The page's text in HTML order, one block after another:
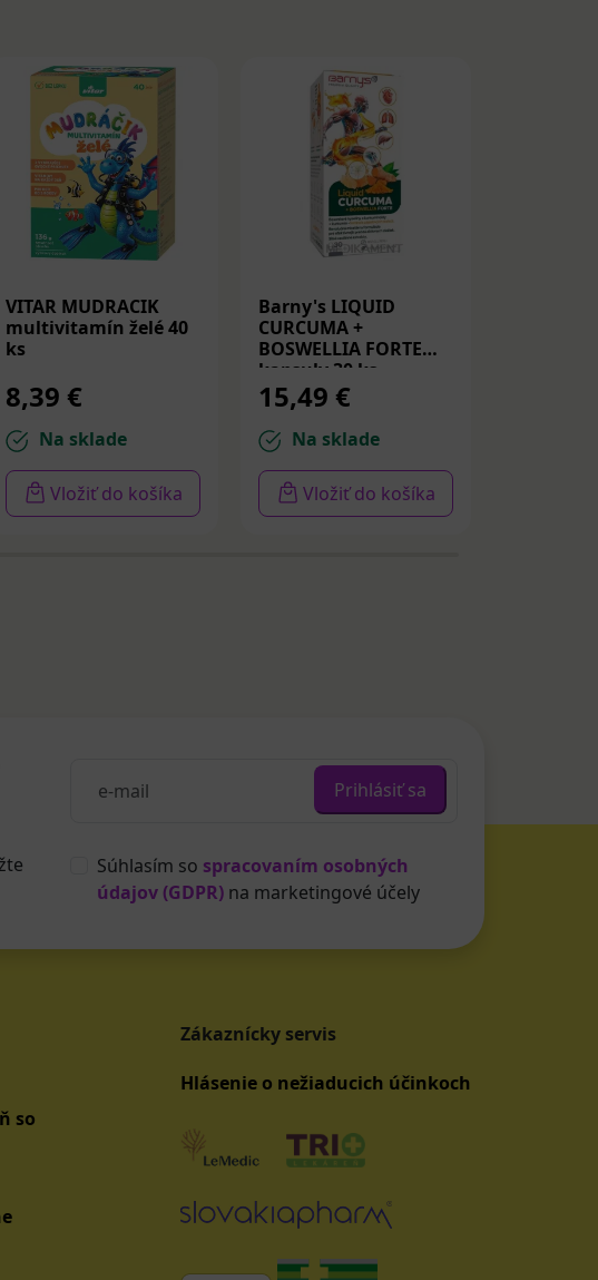
VITAR MUDRACIK
multivitamín želé 40
ks
8,39 €
Na sklade
Vložiť do košíka
Barny's LIQUID
CURCUMA +
BOSWELLIA FORTE
kapsuly 30 ks
15,49 €
Na sklade
Vložiť do košíka
Prihlásiť sa
Súhlasím so spracovaním osobných
údajov (GDPR) na marketingové účely
so
Zákaznícky servis
Hlásenie o nežiaducich účinkoch